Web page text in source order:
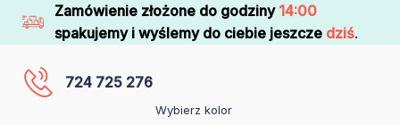
Zamówienie złożone do godziny 14:00
spakujemy i wyślemy do ciebie jeszcze dziś.
724 725 276
Wybierz kolor